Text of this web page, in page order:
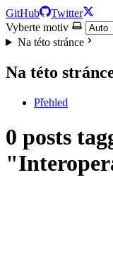
GitHub
Twitter
Vyberte motiv
Na této stránce
Na této
Přehled
0 posts